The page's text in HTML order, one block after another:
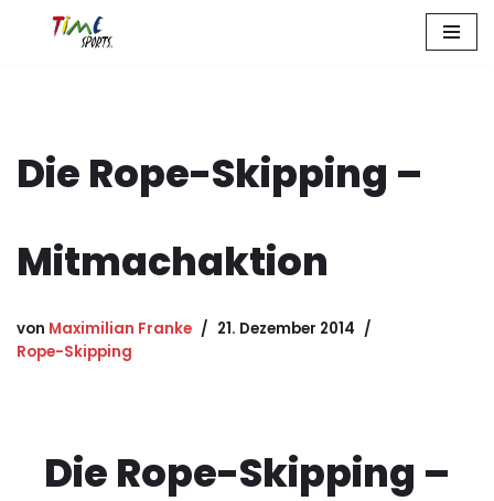
Die Rope-Skipping –
Mitmachaktion
von Maximilian Franke
21. Dezember 2014
Rope-Skipping
Die Rope-Skipping –